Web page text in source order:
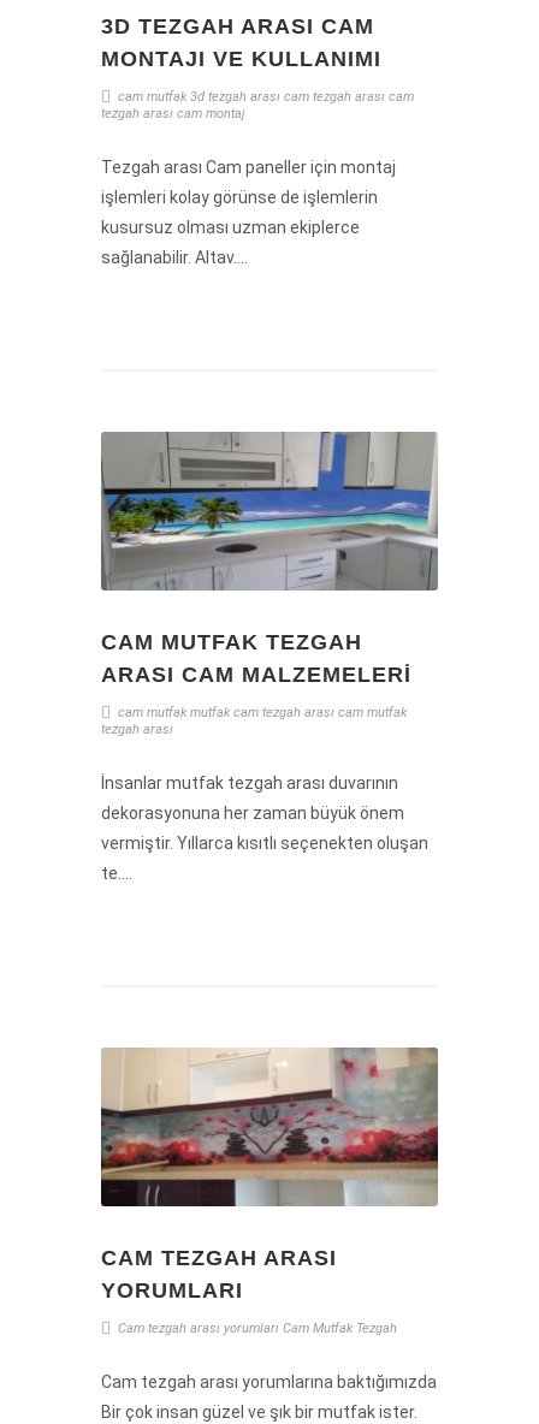
3D TEZGAH ARASI CAM
MONTAJI VE KULLANIMI
cam mutfak 3d tezgah arası cam tezgah arası cam
tezgah arası cam montaj
Tezgah arası Cam paneller için montaj
işlemleri kolay görünse de işlemlerin
kusursuz olması uzman ekiplerce
sağlanabilir. Altav....
CAM MUTFAK TEZGAH
ARASI CAM MALZEMELERI
cam mutfak mutfak cam tezgah arası cam mutfak
tezgah arası
İnsanlar mutfak tezgah arası duvarının
dekorasyonuna her zaman büyük önem
vermiştir. Yıllarca kısıtlı seçenekten oluşan
te....
CAM TEZGAH ARASI
YORUMLARI
Cam tezgah arası yorumları Cam Mutfak Tezgah
Cam tezgah arası yorumlarına baktığımızda
Bir çok insan güzel ve şık bir mutfak ister.